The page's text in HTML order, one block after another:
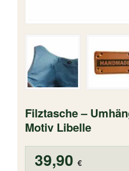
Filztasche –
Motiv Libelle
39,90 €